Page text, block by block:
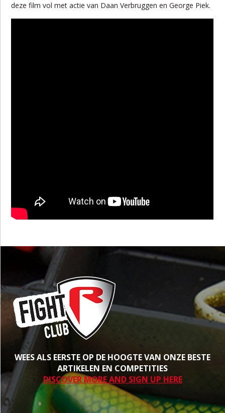
deze film vol met actie van Daan Verbruggen en George Piek.
WEES ALS EERSTE OP DE HOOGTE VAN ONZE BESTE
ARTIKELEN EN COMPETITIES
DISCOVER MORE AND SIGN UP HERE